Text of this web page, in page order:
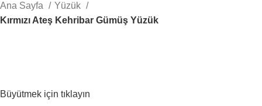
Ana Sayfa
Yüzük
Kırmızı Ateş Kehribar Gümüş Yüzük
Büyütmek için tıklayın